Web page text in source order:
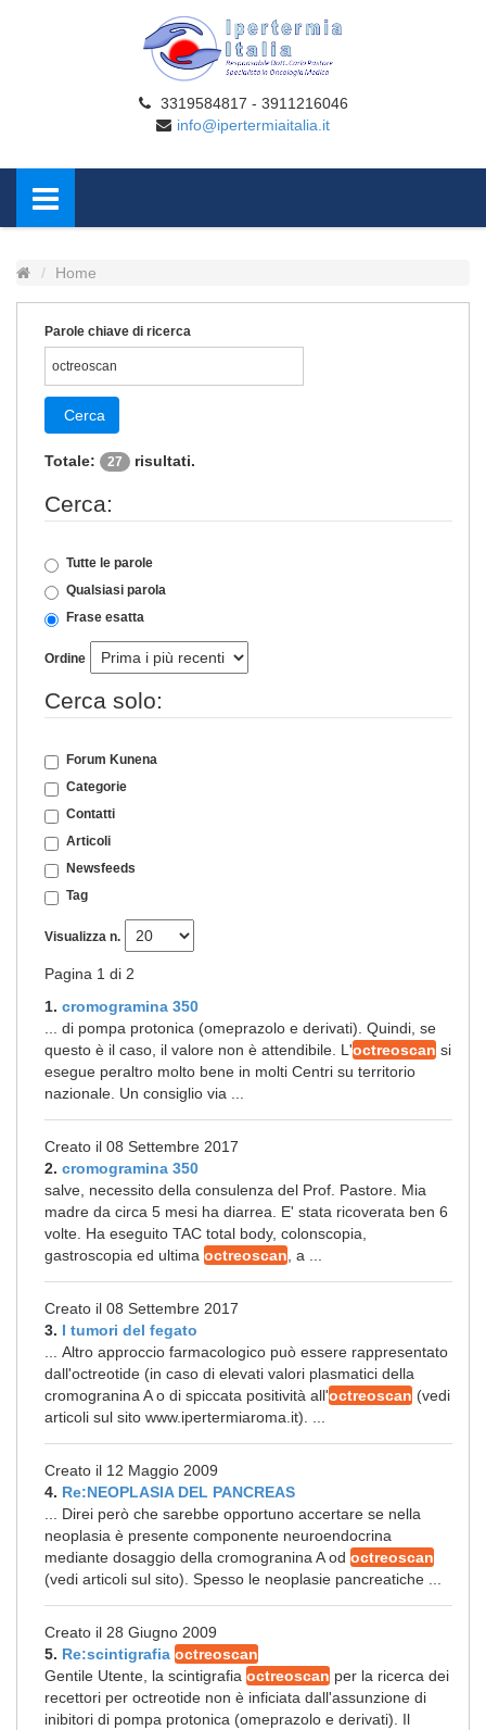
3319584817 - 3911216046
info@ipertermiaitalia.it
Home
Parole chiave di ricerca
Cerca
Totale: 27 risultati.
Cerca:
Tutte le parole
Qualsiasi parola
Frase esatta
Ordine
Cerca solo:
Forum Kunena
Categorie
Contatti
Articoli
Newsfeeds
Tag
Visualizza n.
Pagina 1 di 2
1. cromogramina 350
... di pompa protonica (omeprazolo e derivati). Quindi, se
questo è il caso, il valore non è attendibile. L'octreoscan si
esegue peraltro molto bene in molti Centri su territorio
nazionale. Un consiglio via ...
Creato il 08 Settembre 2017
2. cromogramina 350
salve, necessito della consulenza del Prof. Pastore. Mia
madre da circa 5 mesi ha diarrea. E' stata ricoverata ben 6
volte. Ha eseguito TAC total body, colonscopia,
gastroscopia ed ultima octreoscan , a ...
Creato il 08 Settembre 2017
3. I tumori del fegato
... Altro approccio farmacologico può essere rappresentato
dall'octreotide (in caso di elevati valori plasmatici della
cromogranina A o di spiccata positività all'octreoscan (vedi
articoli sul sito www.ipertermiaroma.it). ...
Creato il 12 Maggio 2009
4. Re:NEOPLASIA DEL PANCREAS
... Direi però che sarebbe opportuno accertare se nella
neoplasia è presente componente neuroendocrina
mediante dosaggio della cromogranina A od octreoscan
(vedi articoli sul sito). Spesso le neoplasie pancreatiche ...
Creato il 28 Giugno 2009
5. Re:scintigrafia octreoscan
Gentile Utente, la scintigrafia octreoscan per la ricerca dei
recettori per octreotide non è inficiata dall'assunzione di
inibitori di pompa protonica (omeprazolo e derivati). Il